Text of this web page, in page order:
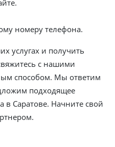
номеру телефона.
услугах и получить
с нашими
способом. Мы ответим
подходящее
в Саратове. Начните свой